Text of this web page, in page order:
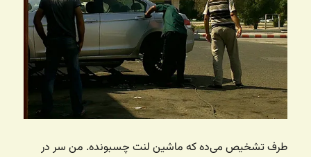
طرف تشخیص می‌ده که ماشین لنت چسبونده. من سر در